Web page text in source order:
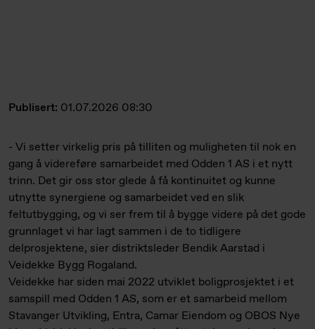
Publisert: 01.07.2026 08:30
- Vi setter virkelig pris på tilliten og muligheten til nok en
gang å videreføre samarbeidet med Odden 1 AS i et nytt
trinn. Det gir oss stor glede å få kontinuitet og kunne
utnytte synergiene og samarbeidet ved en slik
feltutbygging, og vi ser frem til å bygge videre på det gode
grunnlaget vi har lagt sammen i de to tidligere
delprosjektene, sier distriktsleder Bendik Aarstad i
Veidekke Bygg Rogaland.
Veidekke har siden mai 2022 utviklet boligprosjektet i et
samspill med Odden 1 AS, som er et samarbeid mellom
Stavanger Utvikling, Entra, Camar Eiendom og OBOS Nye